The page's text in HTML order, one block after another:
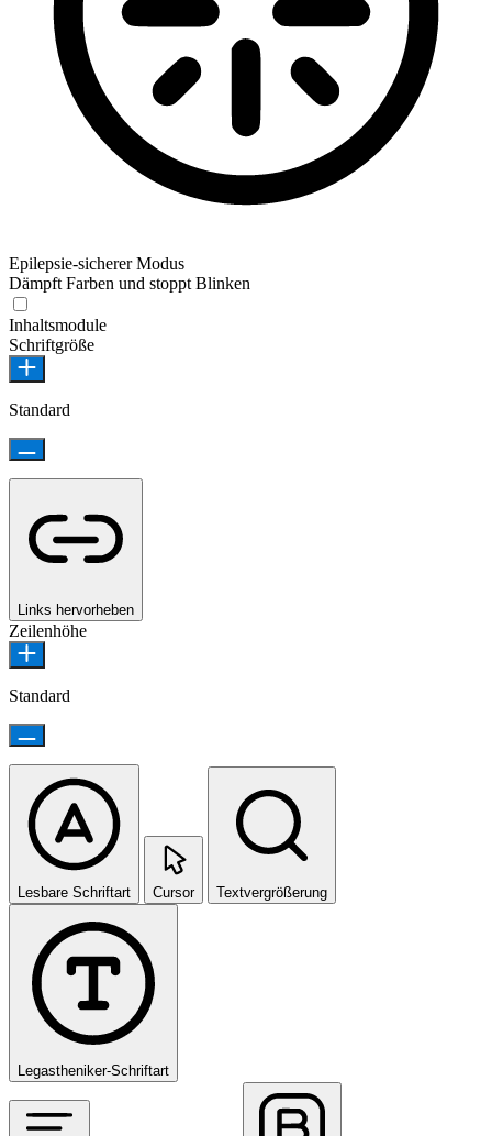
Epilepsie-sicherer Modus
Dämpft Farben und stoppt Blinken
Inhaltsmodule
Schriftgröße
Standard
Links hervorheben
Zeilenhöhe
Standard
Lesbare Schriftart Cursor Textvergrößerung
Legastheniker-Schriftart